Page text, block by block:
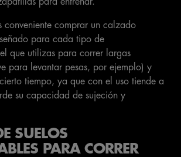
para entrenar.
conveniente comprar un calzado
para cada tipo de
que utilizas para correr largas
para levantar pesas, por ejemplo) y
tiempo, ya que con el uso tiende a
su capacidad de sujeción y
SUELOS
PARA CORRER